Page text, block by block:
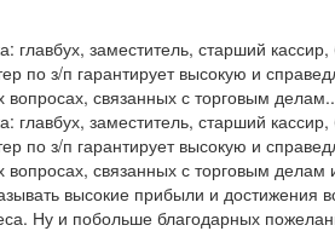
главбух, заместитель, старший
по з/п гарантирует высокую и
вопросах, связанных с торговым
главбух, заместитель, старший
по з/п гарантирует высокую и
связанных с торговым
высокие прибыли и достижения
Ну и побольше благодарных